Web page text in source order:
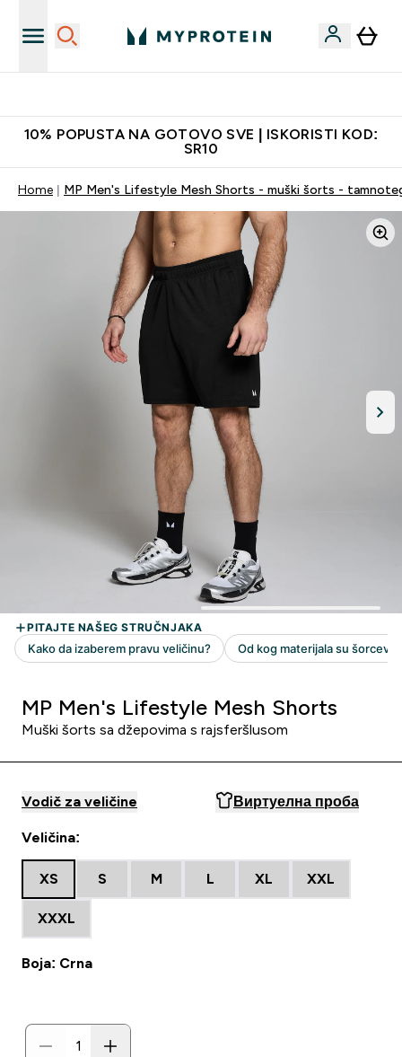
10% POPUSTA NA GOTOVO SVE | ISKORISTI KOD:
SR10
Home MP Men's Lifestyle Mesh Shorts - muški šorts -
MP Men's Lifestyle Mesh Shorts
Muški šorts sa džepovima s rajsferšlusom
Vodič za veličine Виртуелна проба
Veličina:
XS S M L XL XXL
XXXL
Boja: Crna